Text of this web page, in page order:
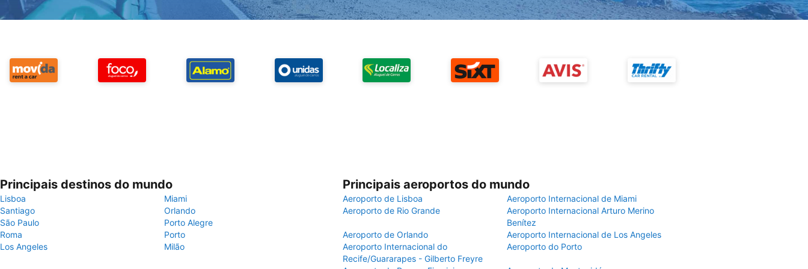
Principais destinos do mundo
Lisboa
Miami
Santiago
Orlando
São Paulo
Porto Alegre
Roma
Porto
Los Angeles
Milão
Principais aeroportos do mundo
Aeroporto de Lisboa
Aeroporto Internacional de Miami
Aeroporto de Rio Grande
Aeroporto Internacional Arturo Merino
Benítez
Aeroporto de Orlando
Aeroporto Internacional de Los Angeles
Aeroporto Internacional do
Recife/Guararapes - Gilberto Freyre
Aeroporto do Porto